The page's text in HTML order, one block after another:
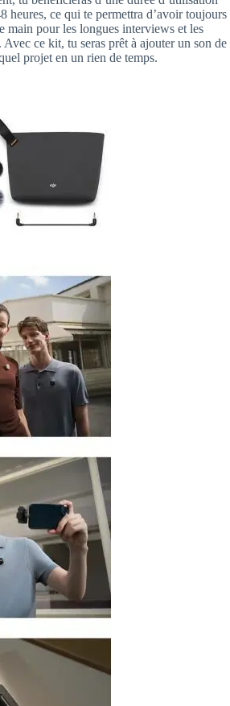
heures, ce qui te permettra d’avoir toujours
main pour les longues interviews et les
Avec ce kit, tu seras prêt à ajouter un son de
projet en un rien de temps.